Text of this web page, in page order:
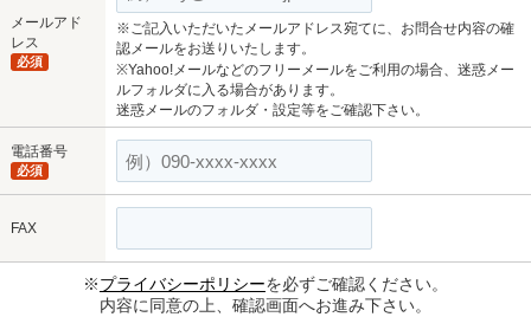
メールアド
レス
必須
※ご記入いただいたメールアドレス宛てに、お問合せ内容の確
認メールをお送りいたします。
※Yahoo!メールなどのフリーメールをご利用の場合、迷惑メー
ルフォルダに入る場合があります。
迷惑メールのフォルダ・設定等をご確認下さい。
電話番号
必須
FAX
※プライバシーポリシーを必ずご確認ください。
内容に同意の上、確認画面へお進み下さい。